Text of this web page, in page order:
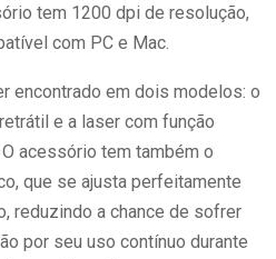
tem 1200 dpi de resolução,
com PC e Mac.
encontrado em dois modelos: o
e a laser com função
acessório tem também o
que se ajusta perfeitamente
reduzindo a chance de sofrer
por seu uso contínuo durante